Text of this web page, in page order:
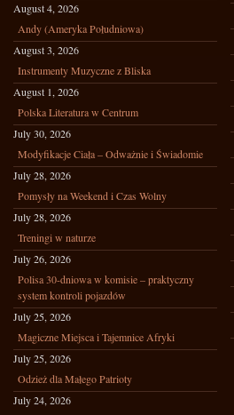
August 4, 2026
Andy (Ameryka Południowa)
August 3, 2026
Instrumenty Muzyczne z Bliska
August 1, 2026
Polska Literatura w Centrum
July 30, 2026
Modyfikacje Ciała – Odważnie i Świadomie
July 28, 2026
Pomysły na Weekend i Czas Wolny
July 28, 2026
Treningi w naturze
July 26, 2026
Polisa 30-dniowa w komisie – praktyczny
system kontroli pojazdów
July 25, 2026
Magiczne Miejsca i Tajemnice Afryki
July 25, 2026
Odzież dla Małego Patrioty
July 24, 2026